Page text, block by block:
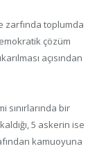
zarfında toplumda
çözüm
açısından
sınırlarında bir
5 askerin ise
kamuoyuna